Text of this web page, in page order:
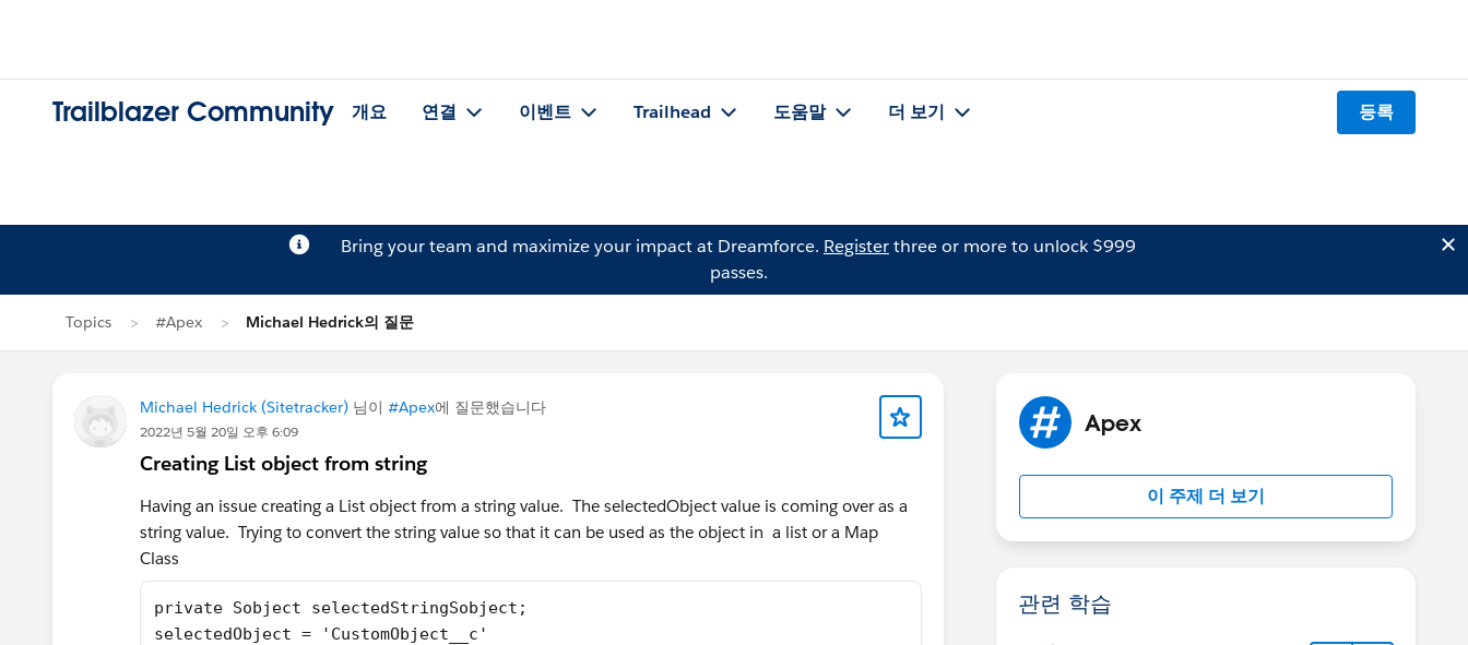
Trailblazer Community 개요 연결 이벤트 Trailhead 도움말 더 보기 등록
Bring your team and maximize your impact at Dreamforce. Registerthree or more to unlock $999
passes.
Topics #Apex Michael Hedrick의 질문
Michael Hedrick (Sitetracker) 님이 #Apex에 질문했습니다
2022년 5월 20일 오후 6:09
Creating List object from string
Having an issue creating a List object from a string value. The selectedObject value is coming over as a
string value. Trying to convert the string value so that it can be used as the object in a list or a Map
Class
private Sobject selectedStringSobject;
selectedObject = 'CustomObject__c'
Apex
이 주제 더 보기
관련 학습